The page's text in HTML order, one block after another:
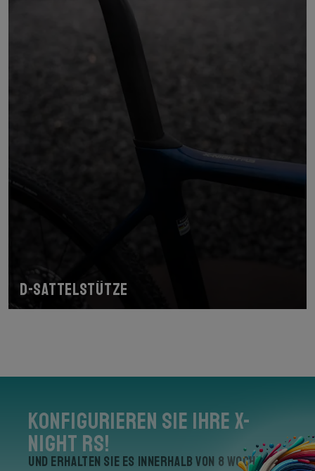
D-Sattelstütze
Konfigurieren Sie Ihre X-
Night RS!
und erhalten Sie es innerhalb von 8 Wochen